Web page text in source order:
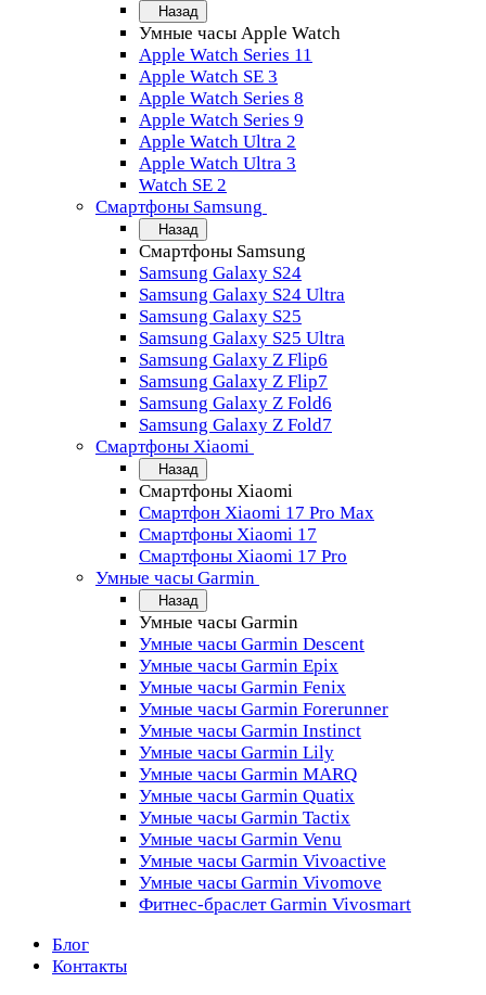
Назад
Умные часы Apple Watch
Apple Watch Series 11
Apple Watch SE 3
Apple Watch Series 8
Apple Watch Series 9
Apple Watch Ultra 2
Apple Watch Ultra 3
Watch SE 2
Смартфоны Samsung
Назад
Смартфоны Samsung
Samsung Galaxy S24
Samsung Galaxy S24 Ultra
Samsung Galaxy S25
Samsung Galaxy S25 Ultra
Samsung Galaxy Z Flip6
Samsung Galaxy Z Flip7
Samsung Galaxy Z Fold6
Samsung Galaxy Z Fold7
Смартфоны Xiaomi
Назад
Смартфоны Xiaomi
Смартфон Xiaomi 17 Pro Max
Смартфоны Xiaomi 17
Смартфоны Xiaomi 17 Pro
Умные часы Garmin
Назад
Умные часы Garmin
Умные часы Garmin Descent
Умные часы Garmin Epix
Умные часы Garmin Fenix
Умные часы Garmin Forerunner
Умные часы Garmin Instinct
Умные часы Garmin Lily
Умные часы Garmin MARQ
Умные часы Garmin Quatix
Умные часы Garmin Tactix
Умные часы Garmin Venu
Умные часы Garmin Vivoactive
Умные часы Garmin Vivomove
Фитнес-браслет Garmin Vivosmart
Блог
Контакты